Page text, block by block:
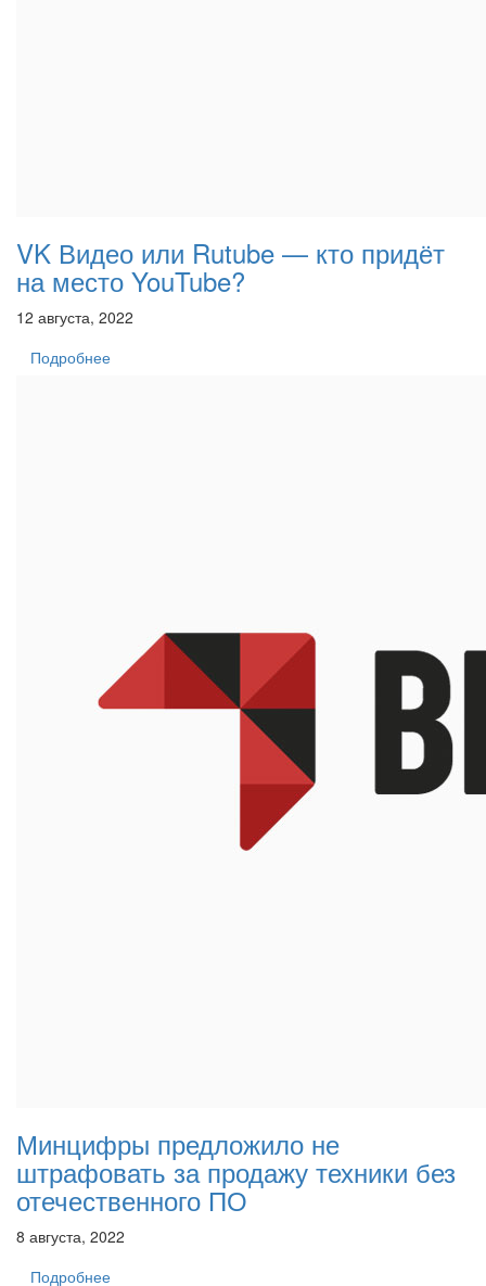
VK Видео или Rutube — кто придёт
на место YouTube?
12 августа, 2022
Подробнее
Минцифры предложило не
штрафовать за продажу техники без
отечественного ПО
8 августа, 2022
Подробнее